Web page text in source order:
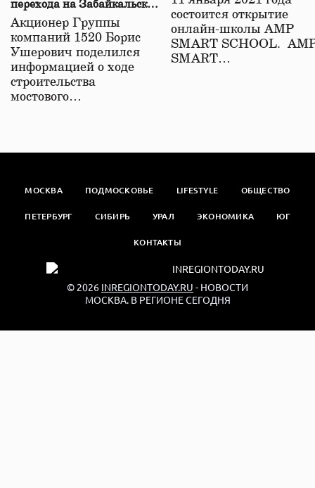
перехода на Забайкальской
железной дороге
Акционер Группы
компаний 1520 Борис
Ушерович поделился
информацией о ходе
строительства
мостового…
состоится открытие
онлайн-школы АМР
SMART SCHOOL.
SMART…
МОСКВА ПОДМОСКОВЬЕ LIFESTYLE ОБЩЕСТВО
ПЕТЕРБУРГ СИБИРЬ УРАЛ ЭКОНОМИКА ЮГ
КОНТАКТЫ
© 2026 INREGIONTODAY.RU - НОВОСТИ
МОСКВА. В РЕГИОНЕ СЕГОДНЯ